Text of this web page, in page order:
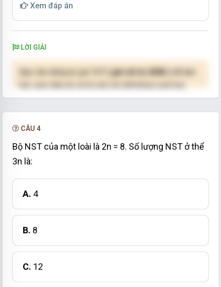
Xem đáp án
LỜI GIẢI
( giá chỉ từ 250K )
bài, xem đáp án và lời giải chi tiết không giới hạn.
CÂU 4
Bộ NST của một loài là 2n = 8. Số lượng NST ở thể
3n là:
A. 4
B. 8
C. 12